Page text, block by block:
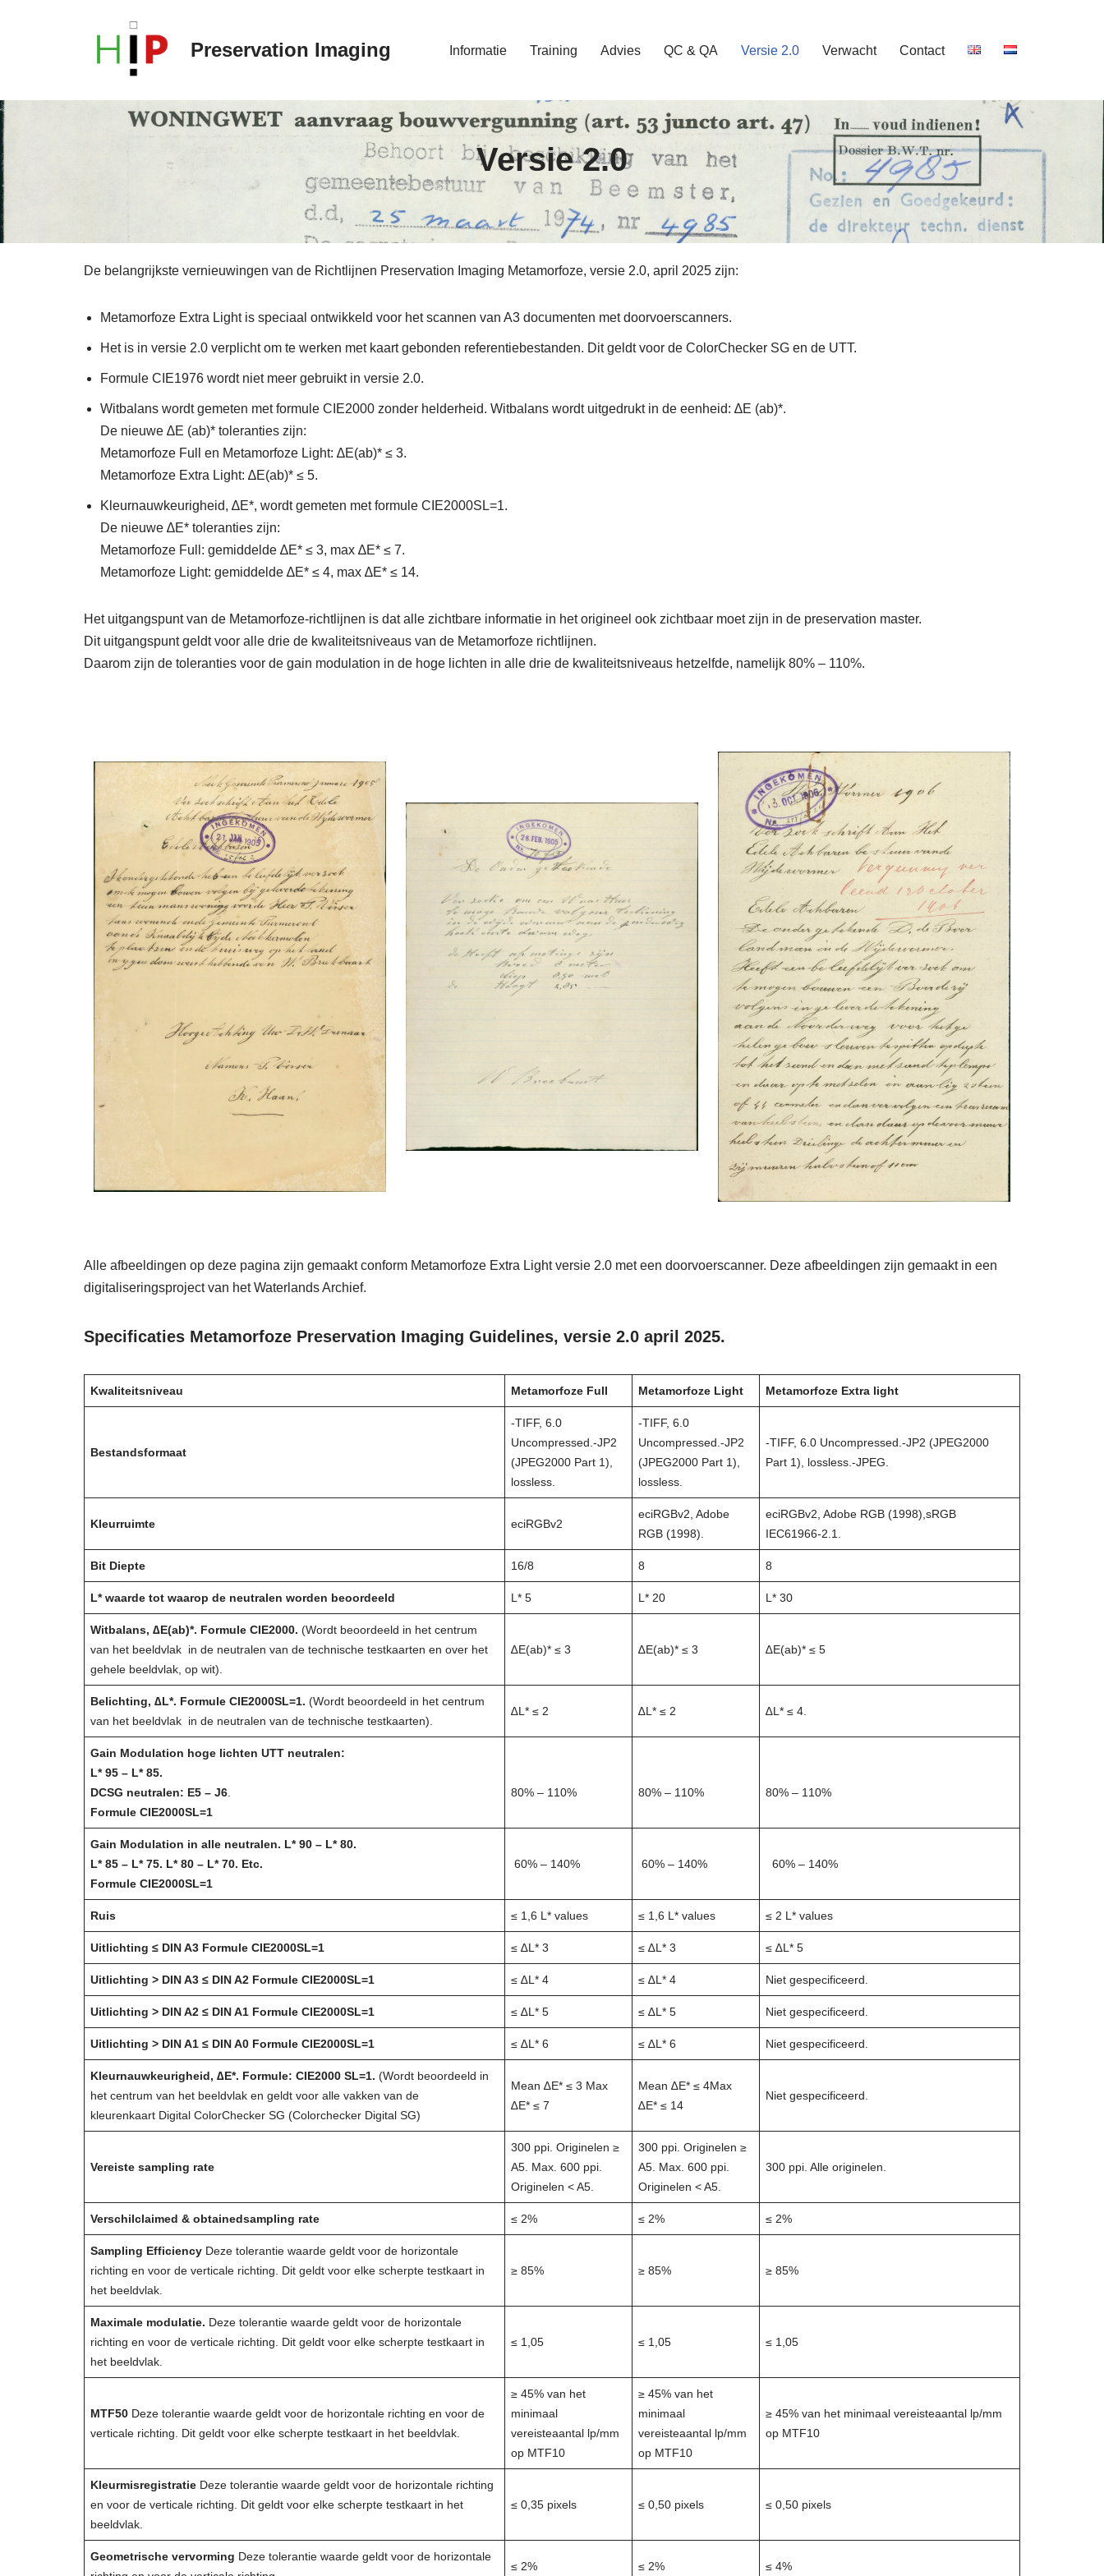
Preservation Imaging Informatie Training Advies QC & QA Versie 2.0 Verwacht Contact
Versie 2.0
De belangrijkste vernieuwingen van de Richtlijnen Preservation Imaging Metamorfoze, versie 2.0, april 2025 zijn:
Metamorfoze Extra Light is speciaal ontwikkeld voor het scannen van A3 documenten met doorvoerscanners.
Het is in versie 2.0 verplicht om te werken met kaart gebonden referentiebestanden. Dit geldt voor de ColorChecker SG en de UTT.
Formule CIE1976 wordt niet meer gebruikt in versie 2.0.
Witbalans wordt gemeten met formule CIE2000 zonder helderheid. Witbalans wordt uitgedrukt in de eenheid: ∆E (ab)*.
De nieuwe ∆E (ab)* toleranties zijn:
Metamorfoze Full en Metamorfoze Light: ∆E(ab)* ≤ 3.
Metamorfoze Extra Light: ∆E(ab)* ≤ 5.
Kleurnauwkeurigheid, ∆E*, wordt gemeten met formule CIE2000SL=1.
De nieuwe ∆E* toleranties zijn:
Metamorfoze Full: gemiddelde ∆E* ≤ 3, max ∆E* ≤ 7.
Metamorfoze Light: gemiddelde ∆E* ≤ 4, max ∆E* ≤ 14.
Het uitgangspunt van de Metamorfoze-richtlijnen is dat alle zichtbare informatie in het origineel ook zichtbaar moet zijn in de preservation master.
Dit uitgangspunt geldt voor alle drie de kwaliteitsniveaus van de Metamorfoze richtlijnen.
Daarom zijn de toleranties voor de gain modulation in de hoge lichten in alle drie de kwaliteitsniveaus hetzelfde, namelijk 80% – 110%.
Alle afbeeldingen op deze pagina zijn gemaakt conform Metamorfoze Extra Light versie 2.0 met een doorvoerscanner. Deze afbeeldingen zijn gemaakt in een
digitaliseringsproject van het Waterlands Archief.
Specificaties Metamorfoze Preservation Imaging Guidelines, versie 2.0 april 2025.
Kwaliteitsniveau Metamorfoze Full Metamorfoze Light Metamorfoze Extra light
Bestandsformaat
-TIFF, 6.0
Uncompressed.-JP2
(JPEG2000 Part 1),
lossless.
-TIFF, 6.0
Uncompressed.-JP2
(JPEG2000 Part 1),
lossless.
-TIFF, 6.0 Uncompressed.-JP2 (JPEG2000
Part 1), lossless.-JPEG.
Kleurruimte eciRGBv2
eciRGBv2, Adobe
RGB (1998).
eciRGBv2, Adobe RGB (1998),sRGB
IEC61966-2.1.
Bit Diepte 16/8 8 8
L* waarde tot waarop de neutralen worden beoordeeld L* 5 L* 20 L* 30
Witbalans, ∆E(ab)*. Formule CIE2000. (Wordt beoordeeld in het centrum
van het beeldvlak in de neutralen van de technische testkaarten en over het
gehele beeldvlak, op wit).
∆E(ab)* ≤ 3 ∆E(ab)* ≤ 3 ∆E(ab)* ≤ 5
Belichting, ∆L*. Formule CIE2000SL=1. (Wordt beoordeeld in het centrum
van het beeldvlak in de neutralen van de technische testkaarten).
∆L* ≤ 2 ∆L* ≤ 2 ∆L* ≤ 4.
Gain Modulation hoge lichten UTT neutralen:
L* 95 – L* 85.
DCSG neutralen: E5 – J6
Formule CIE2000SL=1
80% – 110% 80% – 110% 80% – 110%
Gain Modulation in alle neutralen. L* 90 – L* 80.
L* 85 – L* 75. L* 80 – L* 70. Etc.
Formule CIE2000SL=1
60% – 140% 60% – 140% 60% – 140%
Ruis ≤ 1,6 L* values ≤ 1,6 L* values ≤ 2 L* values
Uitlichting ≤ DIN A3 Formule CIE2000SL=1 ≤ ∆L* 3 ≤ ∆L* 3 ≤ ∆L* 5
Uitlichting > DIN A3 ≤ DIN A2 Formule CIE2000SL=1 ≤ ∆L* 4 ≤ ∆L* 4 Niet gespecificeerd.
Uitlichting > DIN A2 ≤ DIN A1 Formule CIE2000SL=1 ≤ ∆L* 5 ≤ ∆L* 5 Niet gespecificeerd.
Uitlichting > DIN A1 ≤ DIN A0 Formule CIE2000SL=1 ≤ ∆L* 6 ≤ ∆L* 6 Niet gespecificeerd.
Kleurnauwkeurigheid, ∆E*. Formule: CIE2000 SL=1. (Wordt beoordeeld in
het centrum van het beeldvlak en geldt voor alle vakken van de
kleurenkaart Digital ColorChecker SG (Colorchecker Digital SG)
Mean ∆E* ≤ 3 Max
∆E* ≤ 7
Mean ∆E* ≤ 4Max
∆E* ≤ 14
Niet gespecificeerd.
Vereiste sampling rate
300 ppi. Originelen ≥
A5. Max. 600 ppi.
Originelen < A5.
300 ppi. Originelen ≥
A5. Max. 600 ppi.
Originelen < A5.
300 ppi. Alle originelen.
Verschilclaimed & obtainedsampling rate ≤ 2% ≤ 2% ≤ 2%
Sampling Efficiency Deze tolerantie waarde geldt voor de horizontale
richting en voor de verticale richting. Dit geldt voor elke scherpte testkaart in
het beeldvlak.
≥ 85% ≥ 85% ≥ 85%
Maximale modulatie. Deze tolerantie waarde geldt voor de horizontale
richting en voor de verticale richting. Dit geldt voor elke scherpte testkaart in
het beeldvlak.
≤ 1,05 ≤ 1,05 ≤ 1,05
MTF50 Deze tolerantie waarde geldt voor de horizontale richting en voor de
verticale richting. Dit geldt voor elke scherpte testkaart in het beeldvlak.
≥ 45% van het
minimaal
vereisteaantal lp/mm
op MTF10
≥ 45% van het
minimaal
vereisteaantal lp/mm
op MTF10
≥ 45% van het minimaal vereisteaantal lp/mm
op MTF10
Kleurmisregistratie Deze tolerantie waarde geldt voor de horizontale richting
en voor de verticale richting. Dit geldt voor elke scherpte testkaart in het
beeldvlak.
≤ 0,35 pixels ≤ 0,50 pixels ≤ 0,50 pixels
Geometrische vervorming Deze tolerantie waarde geldt voor de horizontale
≤ 2% ≤ 2% ≤ 4%